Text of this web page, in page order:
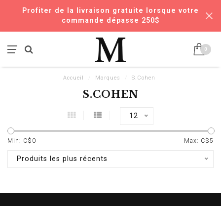
Profiter de la livraison gratuite lorsque votre
commande dépasse 250$
0
Accueil Marques S.Cohen
S.COHEN
12
Min: C$ 0 Max: C$5
Produits les plus récents